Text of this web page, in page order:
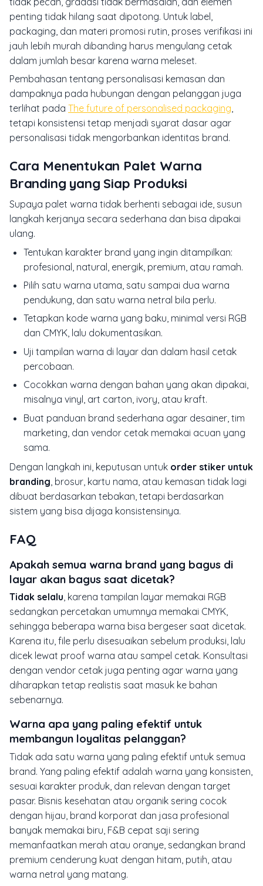
penting tidak hilang saat dipotong. Untuk label,
packaging, dan materi promosi rutin, proses verifikasi ini
jauh lebih murah dibanding harus mengulang cetak
dalam jumlah besar karena warna meleset.
Pembahasan tentang personalisasi kemasan dan
dampaknya pada hubungan dengan pelanggan juga
terlihat pada The future of personalised packaging,
tetapi konsistensi tetap menjadi syarat dasar agar
personalisasi tidak mengorbankan identitas brand.
Cara Menentukan Palet Warna
Branding yang Siap Produksi
Supaya palet warna tidak berhenti sebagai ide, susun
langkah kerjanya secara sederhana dan bisa dipakai
ulang.
Tentukan karakter brand yang ingin ditampilkan:
profesional, natural, energik, premium, atau ramah.
Pilih satu warna utama, satu sampai dua warna
pendukung, dan satu warna netral bila perlu.
Tetapkan kode warna yang baku, minimal versi RGB
dan CMYK, lalu dokumentasikan.
Uji tampilan warna di layar dan dalam hasil cetak
percobaan.
Cocokkan warna dengan bahan yang akan dipakai,
misalnya vinyl, art carton, ivory, atau kraft.
Buat panduan brand sederhana agar desainer, tim
marketing, dan vendor cetak memakai acuan yang
sama.
Dengan langkah ini, keputusan untuk order stiker untuk
branding , brosur, kartu nama, atau kemasan tidak lagi
dibuat berdasarkan tebakan, tetapi berdasarkan
sistem yang bisa dijaga konsistensinya.
FAQ
Apakah semua warna brand yang bagus di
layar akan bagus saat dicetak?
Tidak selalu, karena tampilan layar memakai RGB
sedangkan percetakan umumnya memakai CMYK,
sehingga beberapa warna bisa bergeser saat dicetak.
Karena itu, file perlu disesuaikan sebelum produksi, lalu
dicek lewat proof warna atau sampel cetak. Konsultasi
dengan vendor cetak juga penting agar warna yang
diharapkan tetap realistis saat masuk ke bahan
sebenarnya.
Warna apa yang paling efektif untuk
membangun loyalitas pelanggan?
Tidak ada satu warna yang paling efektif untuk semua
brand. Yang paling efektif adalah warna yang konsisten,
sesuai karakter produk, dan relevan dengan target
pasar. Bisnis kesehatan atau organik sering cocok
dengan hijau, brand korporat dan jasa profesional
banyak memakai biru, F&B cepat saji sering
memanfaatkan merah atau oranye, sedangkan brand
premium cenderung kuat dengan hitam, putih, atau
warna netral yang matang.